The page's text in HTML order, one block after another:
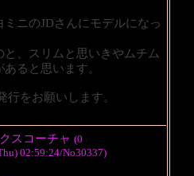
ミニのJDさんにモデルになっ
と、スリムと思いきやムチム
ると思います。
行をお願いします。
スコーチャ (0
02:59:24/No30337)